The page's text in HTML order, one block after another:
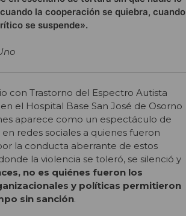
la cooperación se quiebra, cuando
se suspende».
con Trastorno del Espectro Autista
el Hospital Base San José de Osorno
aparece como un espectáculo de
redes sociales a quienes fueron
la conducta aberrante de estos
la violencia se toleró, se silenció y
no es quiénes fueron los
y políticas permitieron
sin sanción.